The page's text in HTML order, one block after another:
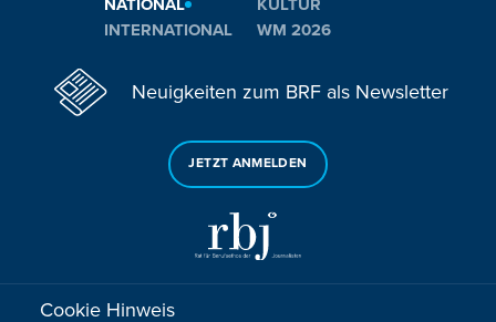
INTERNATIONAL
WM 2026
Neuigkeiten zum BRF als Newsletter
JETZT ANMELDEN
Sie haben noch Fragen oder Anmerkungen?
Cookie Hinweis